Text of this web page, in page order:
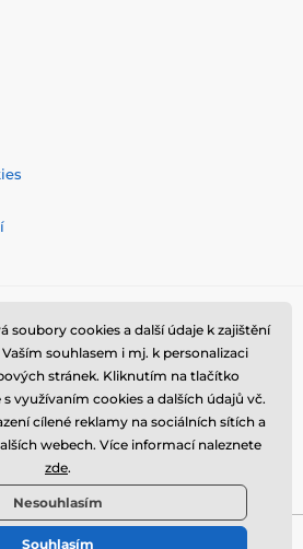
soubory cookies a další údaje k zajištění
souhlasem i mj. k personalizaci
stránek. Kliknutím na tlačítko
s využívaním cookies a dalších údajů vč.
cílené reklamy na sociálních sítích a
webech. Více informací naleznete
zde.
Nesouhlasím
Souhlasím